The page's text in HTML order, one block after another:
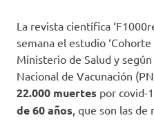
La revista científica
semana el estudio
Ministerio de Salud y
Nacional de Vacunación
22.000 muertes por covid-
de60 años, que son las de